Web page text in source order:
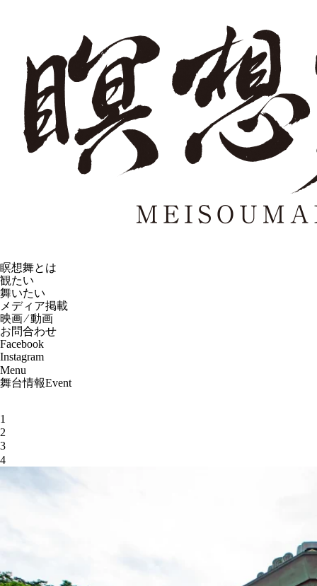
瞑想舞とは
観たい
舞いたい
メディア掲載
映画 ⁄ 動画
お問合わせ
Facebook
Instagram
Menu
舞台情報Event
1
2
3
4